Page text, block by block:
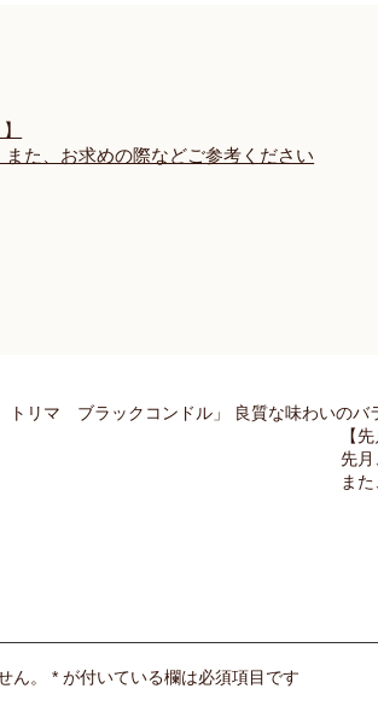
た、お求めの際などご参考ください
リマ ブラックコンドル」 良質な味わいのバ
【
先月
ま
ん。 * が付いている欄は必須項目です